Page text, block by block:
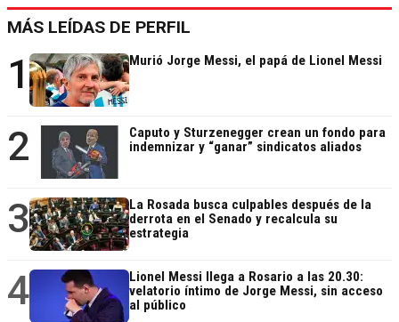
MÁS LEÍDAS DE PERFIL
1 Murió Jorge Messi, el papá de Lionel Messi
2
Caputo y Sturzenegger crean un fondo para
indemnizar y “ganar” sindicatos aliados
3
La Rosada busca culpables después de la
derrota en el Senado y recalcula su
estrategia
4
Lionel Messi llega a Rosario a las 20.30:
velatorio íntimo de Jorge Messi, sin acceso
al público